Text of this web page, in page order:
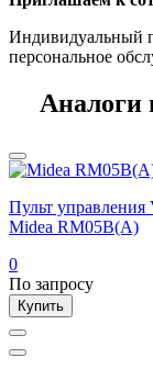
Индивидуальный
персональное
Аналоги
Пульт управления
Midea RM05B(A)
0
По запросу
Купить